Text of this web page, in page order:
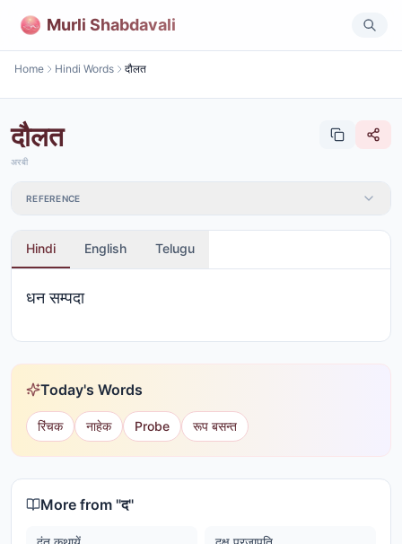
Murli Shabdavali
Home Hindi Words दौलत
दौलत
अरबी
REFERENCE
Hindi English Telugu
धन सम्पदा
Today's Words
रिंचक नाहेक Probe रूप बसन्त
More from "द"